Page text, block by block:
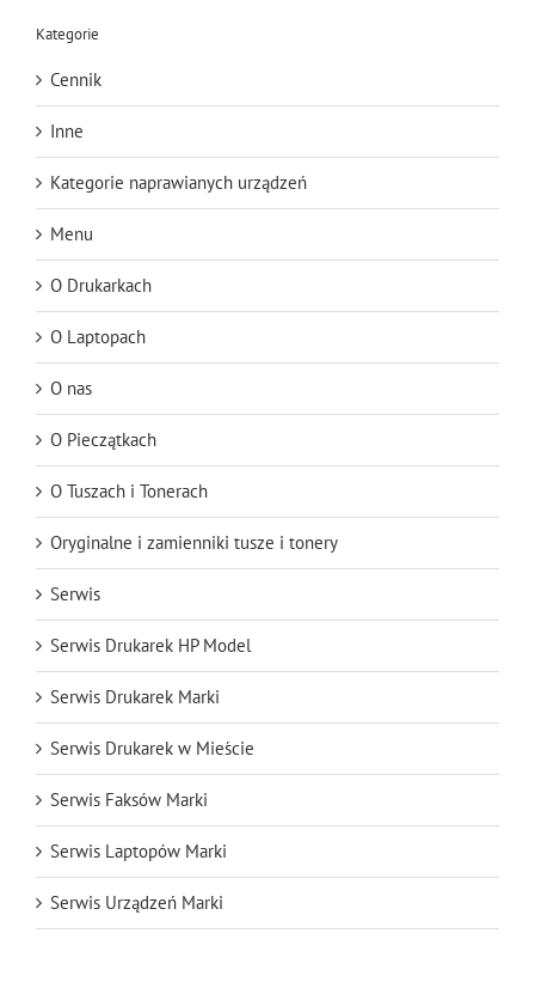
Kategorie
Cennik
Inne
Kategorie naprawianych urządzeń
Menu
O Drukarkach
O Laptopach
O nas
O Pieczątkach
O Tuszach i Tonerach
Oryginalne i zamienniki tusze i tonery
Serwis
Serwis Drukarek HP Model
Serwis Drukarek Marki
Serwis Drukarek w Mieście
Serwis Faksów Marki
Serwis Laptopów Marki
Serwis Urządzeń Marki